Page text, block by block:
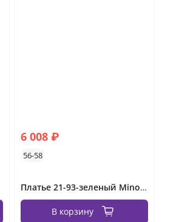
6 008 ₽
56-58
Платье 21-93-зеленый Minova
В корзину